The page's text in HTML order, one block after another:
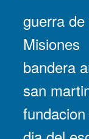
guerra
Misiones
bandera
san